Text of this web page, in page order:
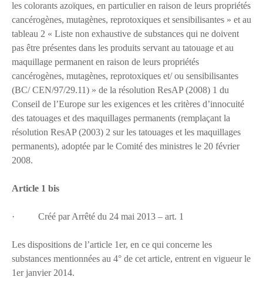
les colorants azoïques, en particulier en raison de leurs propriétés
cancérogènes, mutagènes, reprotoxiques et sensibilisantes » et au
tableau 2 « Liste non exhaustive de substances qui ne doivent
pas être présentes dans les produits servant au tatouage et au
maquillage permanent en raison de leurs propriétés
cancérogènes, mutagènes, reprotoxiques et/ ou sensibilisantes
(BC/ CEN/97/29.11) » de la résolution ResAP (2008) 1 du
Conseil de l’Europe sur les exigences et les critères d’innocuité
des tatouages et des maquillages permanents (remplaçant la
résolution ResAP (2003) 2 sur les tatouages et les maquillages
permanents), adoptée par le Comité des ministres le 20 février
2008.
Article 1 bis
· Créé par Arrêté du 24 mai 2013 – art. 1
Les dispositions de l’article 1er, en ce qui concerne les
substances mentionnées au 4° de cet article, entrent en vigueur le
1er janvier 2014.